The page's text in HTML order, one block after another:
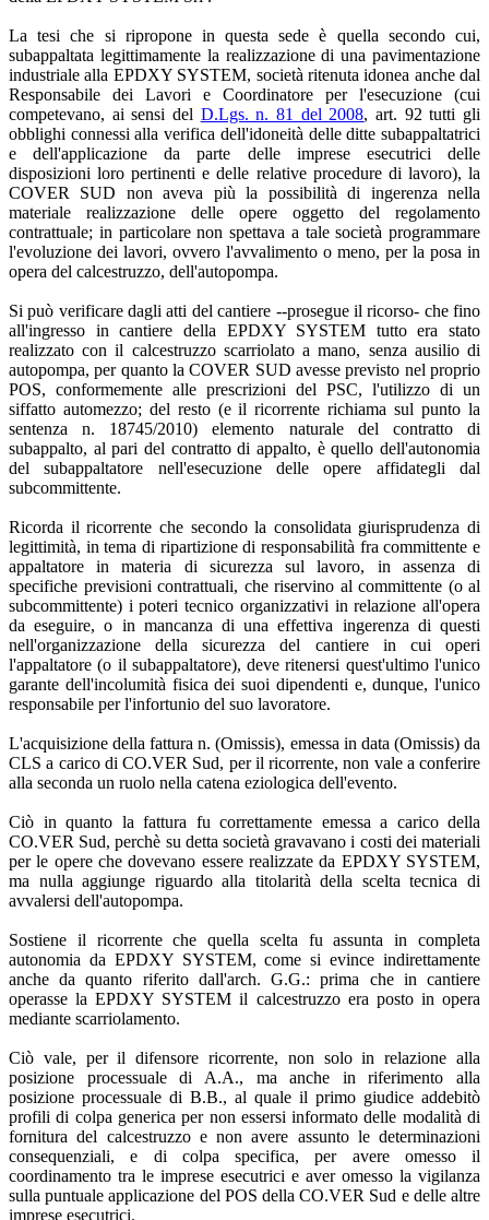
La tesi che si ripropone in questa sede è quella secondo cui,
subappaltata legittimamente la realizzazione di una pavimentazione
industriale alla EPDXY SYSTEM, società ritenuta idonea anche dal
Responsabile dei Lavori e Coordinatore per l'esecuzione (cui
competevano, ai sensi del D.Lgs. n. 81 del 2008, art. 92 tutti gli
obblighi connessi alla verifica dell'idoneità delle ditte subappaltatrici
e dell'applicazione da parte delle imprese esecutrici delle
disposizioni loro pertinenti e delle relative procedure di lavoro), la
COVER SUD non aveva più la possibilità di ingerenza nella
materiale realizzazione delle opere oggetto del regolamento
contrattuale; in particolare non spettava a tale società programmare
l'evoluzione dei lavori, ovvero l'avvalimento o meno, per la posa in
opera del calcestruzzo, dell'autopompa.
Si può verificare dagli atti del cantiere --prosegue il ricorso- che fino
all'ingresso in cantiere della EPDXY SYSTEM tutto era stato
realizzato con il calcestruzzo scarriolato a mano, senza ausilio di
autopompa, per quanto la COVER SUD avesse previsto nel proprio
POS, conformemente alle prescrizioni del PSC, l'utilizzo di un
siffatto automezzo; del resto (e il ricorrente richiama sul punto la
sentenza n. 18745/2010) elemento naturale del contratto di
subappalto, al pari del contratto di appalto, è quello dell'autonomia
del subappaltatore nell'esecuzione delle opere affidategli dal
subcommittente.
Ricorda il ricorrente che secondo la consolidata giurisprudenza di
legittimità, in tema di ripartizione di responsabilità fra committente e
appaltatore in materia di sicurezza sul lavoro, in assenza di
specifiche previsioni contrattuali, che riservino al committente (o al
subcommittente) i poteri tecnico organizzativi in relazione all'opera
da eseguire, o in mancanza di una effettiva ingerenza di questi
nell'organizzazione della sicurezza del cantiere in cui operi
l'appaltatore (o il subappaltatore), deve ritenersi quest'ultimo l'unico
garante dell'incolumità fisica dei suoi dipendenti e, dunque, l'unico
responsabile per l'infortunio del suo lavoratore.
L'acquisizione della fattura n. (Omissis), emessa in data (Omissis) da
CLS a carico di CO.VER Sud, per il ricorrente, non vale a conferire
alla seconda un ruolo nella catena eziologica dell'evento.
Ciò in quanto la fattura fu correttamente emessa a carico della
CO.VER Sud, perchè su detta società gravavano i costi dei materiali
per le opere che dovevano essere realizzate da EPDXY SYSTEM,
ma nulla aggiunge riguardo alla titolarità della scelta tecnica di
avvalersi dell'autopompa.
Sostiene il ricorrente che quella scelta fu assunta in completa
autonomia da EPDXY SYSTEM, come si evince indirettamente
anche da quanto riferito dall'arch. G.G.: prima che in cantiere
operasse la EPDXY SYSTEM il calcestruzzo era posto in opera
mediante scarriolamento.
Ciò vale, per il difensore ricorrente, non solo in relazione alla
posizione processuale di A.A., ma anche in riferimento alla
posizione processuale di B.B., al quale il primo giudice addebitò
profili di colpa generica per non essersi informato delle modalità di
fornitura del calcestruzzo e non avere assunto le determinazioni
consequenziali, e di colpa specifica, per avere omesso il
coordinamento tra le imprese esecutrici e aver omesso la vigilanza
sulla puntuale applicazione del POS della CO.VER Sud e delle altre
imprese esecutrici.